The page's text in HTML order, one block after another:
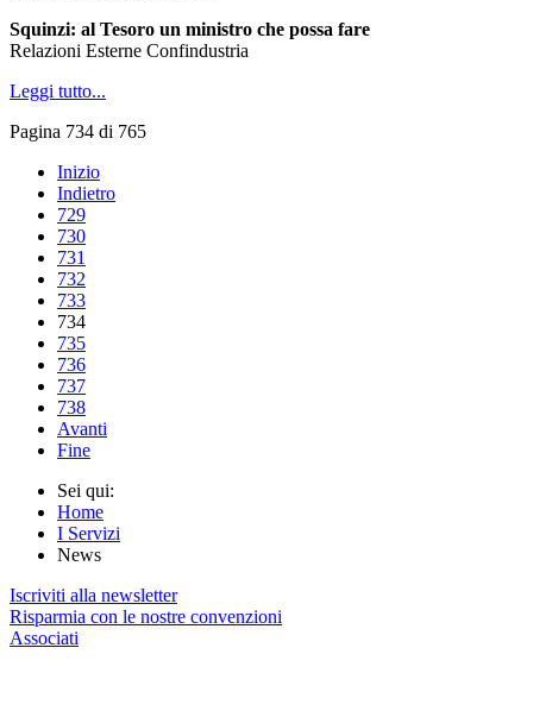
Squinzi: al Tesoro un ministro che possa fare
Relazioni Esterne Confindustria
Leggi tutto...
Pagina 734 di 765
Inizio
Indietro
729
730
731
732
733
734
735
736
737
738
Avanti
Fine
Sei qui:
Home
I Servizi
News
Iscriviti alla newsletter
Risparmia con le nostre convenzioni
Associati